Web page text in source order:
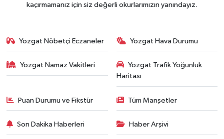
kaçırmamanız için siz değerli okurlarımızın yanındayız.
Yozgat Nöbetçi Eczaneler Yozgat Hava Durumu
Yozgat Namaz Vakitleri
Yozgat Trafik Yoğunluk
Haritası
Puan Durumu ve Fikstür Tüm Manşetler
Son Dakika Haberleri Haber Arşivi